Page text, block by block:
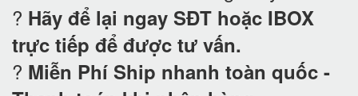
? Hãy để lại ngay SĐT hoặc IBOX
trực tiếp để được tư vấn.
? Miễn Phí Ship nhanh toàn quốc -